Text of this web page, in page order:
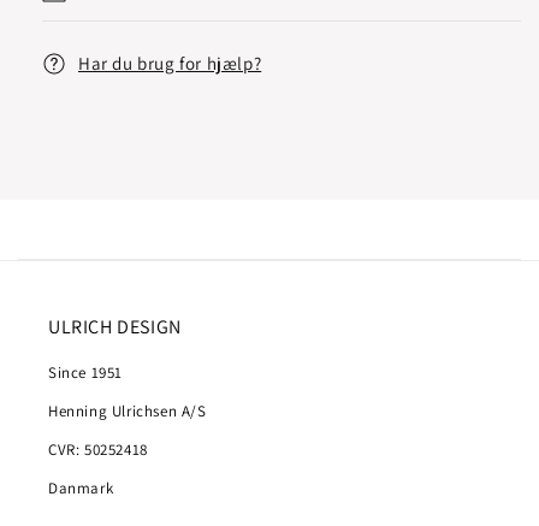
Har du brug for hjælp?
ULRICH DESIGN
Since 1951
Henning Ulrichsen A/S
CVR: 50252418
Danmark